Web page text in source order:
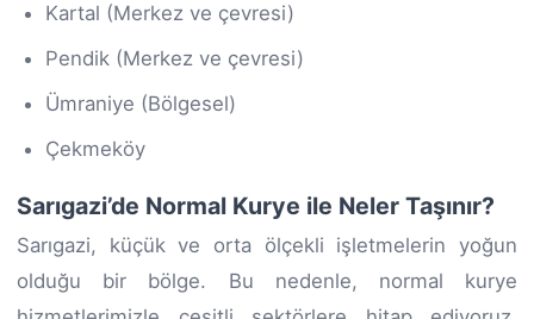
Kartal (Merkez ve çevresi)
Pendik (Merkez ve çevresi)
Ümraniye (Bölgesel)
Çekmeköy
Sarıgazi’de Normal Kurye ile Neler Taşınır?
Sarıgazi, küçük ve orta ölçekli işletmelerin yoğun
olduğu bir bölge. Bu nedenle, normal kurye